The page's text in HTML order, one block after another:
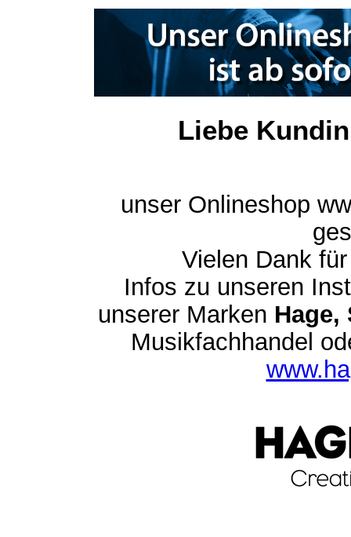
Liebe
unser Onlineshop
Vielen Dank
Infos zu unseren
unserer Marken Hage,
Musikfachhandel